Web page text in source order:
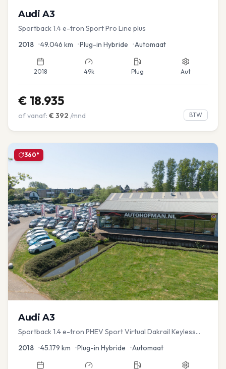
Audi A3
Sportback 1.4 e-tron Sport Pro Line plus
2018 •49.046 km •Plug-in Hybride •Automaat
2018 49k Plug Aut
€ 18.935
of vanaf: € 392 /mnd BTW
360°
Audi A3
Sportback 1.4 e-tron PHEV Sport Virtual Dakrail Keyless
2018 •45.179 km •Plug-in Hybride •Automaat